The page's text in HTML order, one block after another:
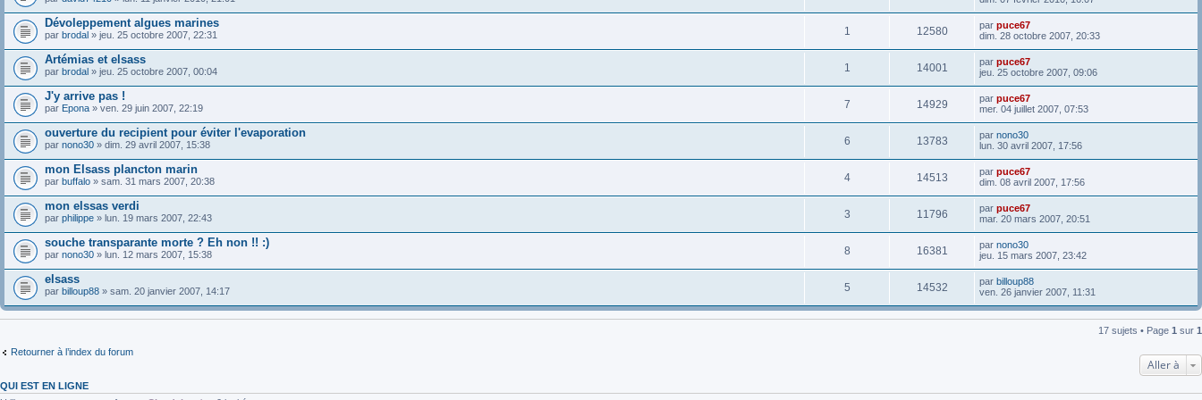
Dévoleppement algues marines
par brodal » jeu. 25 octobre 2007, 22:31 1 12580 par puce67
dim. 28 octobre 2007, 20:33
Artémias et elsass
par brodal » jeu. 25 octobre 2007, 00:04 1 14001 par puce67
jeu. 25 octobre 2007, 09:06
J'y arrive pas !
par Epona » ven. 29 juin 2007, 22:19 7 14929 par puce67
mer. 04 juillet 2007, 07:53
ouverture du recipient pour éviter l'evaporation
par nono30 » dim. 29 avril 2007, 15:38 6 13783 par nono30
lun. 30 avril 2007, 17:56
mon Elsass plancton marin
par buffalo » sam. 31 mars 2007, 20:38 4 14513 par puce67
dim. 08 avril 2007, 17:56
mon elssas verdi
par philippe » lun. 19 mars 2007, 22:43 3 11796 par puce67
mar. 20 mars 2007, 20:51
souche transparante morte ? Eh non !! :)
par nono30 » lun. 12 mars 2007, 15:38 8 16381 par nono30
jeu. 15 mars 2007, 23:42
elsass
par billoup88 » sam. 20 janvier 2007, 14:17 5 14532 par billoup88
ven. 26 janvier 2007, 11:31
17 sujets • Page 1 sur 1
Retourner à l’index du forum
Aller à
QUI EST EN LIGNE